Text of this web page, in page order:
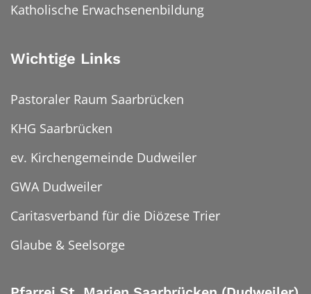
Katholische Erwachsenenbildung
Wichtige Links
Pastoraler Raum Saarbrücken
KHG Saarbrücken
ev. Kirchengemeinde Dudweiler
GWA Dudweiler
Caritasverband für die Diözese Trier
Glaube & Seelsorge